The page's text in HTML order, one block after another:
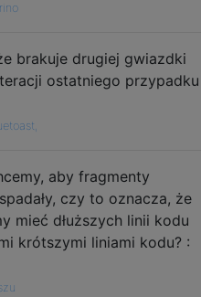
brakuje drugiej gwiazdki
ostatniego przypadku
aby fragmenty
czy to oznacza, że
mieć dłuższych linii kodu
krótszymi liniami kodu? :